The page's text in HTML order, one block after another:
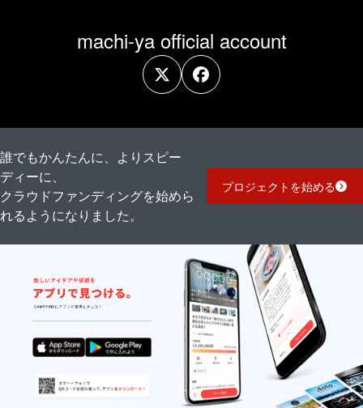
machi-ya official account
誰でもかんたんに、よりスピー
ディーに、
クラウドファンディングを始めら
れるようになりました。
プロジェクトを始める